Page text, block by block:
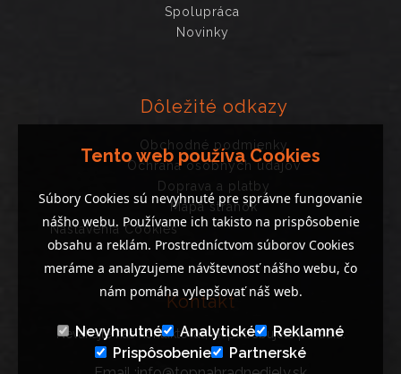
Spolupráca
Novinky
Dôležité odkazy
Obchodné podmienky
Ochrana osobných údajov
Doprava a platby
Mapa stránok
Nastavenia Cookies
Kontakt
Neváhajte nás kontaktovať, ak potrebujete poradiť..
Tento web používa Cookies
Súbory Cookies sú nevyhnuté pre správne fungovanie
nášho webu. Používame ich takisto na prispôsobenie
obsahu a reklám. Prostredníctvom súborov Cookies
meráme a analyzujeme návštevnosť nášho webu, čo
nám pomáha vylepšovať náš web.
Nevyhnutné Analytické
Reklamné
Prispôsobenie
Partnerské